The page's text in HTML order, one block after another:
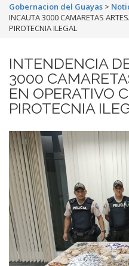
Gobernacion del Guayas >
INCAUTA 3000 CAMARETAS
PIROTECNIA ILEGAL
INTENDENCIA
3000
EN OPERATIVO
PIROTECNIA